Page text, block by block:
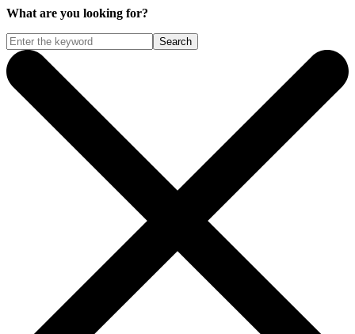
What are you looking for?
Search